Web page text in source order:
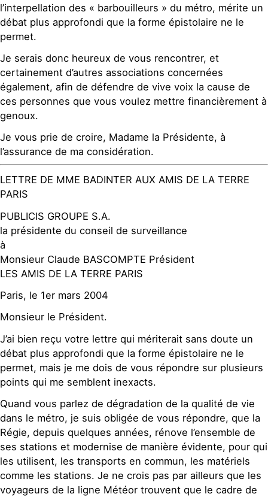
l’interpellation des « barbouilleurs » du métro, mérite un
débat plus approfondi que la forme épistolaire ne le
permet.
Je serais donc heureux de vous rencontrer, et
certainement d’autres associations concernées
également, afin de défendre de vive voix la cause de
ces personnes que vous voulez mettre financièrement à
genoux.
Je vous prie de croire, Madame la Présidente, à
l’assurance de ma considération.
LETTRE DE MME BADINTER AUX AMIS DE LA TERRE
PARIS
PUBLICIS GROUPE S.A.
la présidente du conseil de surveillance
à
Monsieur Claude BASCOMPTE Président
LES AMIS DE LA TERRE PARIS
Paris, le 1er mars 2004
Monsieur le Président.
J’ai bien reçu votre lettre qui mériterait sans doute un
débat plus approfondi que la forme épistolaire ne le
permet, mais je me dois de vous répondre sur plusieurs
points qui me semblent inexacts.
Quand vous parlez de dégradation de la qualité de vie
dans le métro, je suis obligée de vous répondre, que la
Régie, depuis quelques années, rénove l’ensemble de
ses stations et modernise de manière évidente, pour qui
les utilisent, les transports en commun, les matériels
comme les stations. Je ne crois pas par ailleurs que les
voyageurs de la ligne Météor trouvent que le cadre de